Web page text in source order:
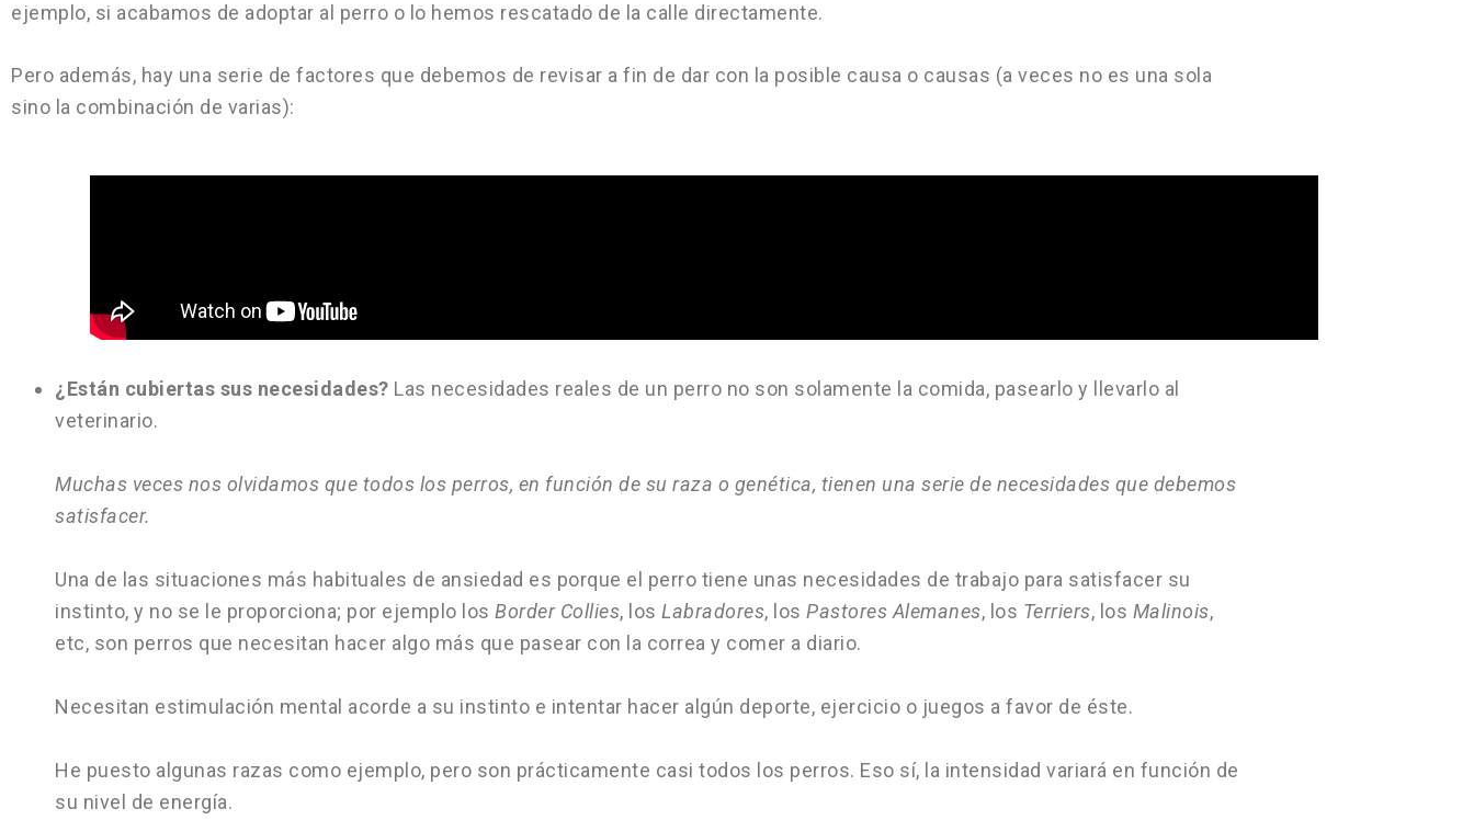
ejemplo, si acabamos de adoptar al perro o lo hemos rescatado de la calle directamente.
Pero además, hay una serie de factores que debemos de revisar a fin de dar con la posible causa o causas (a veces no es una sola
sino la combinación de varias):
¿Están cubiertas sus necesidades? Las necesidades reales de un perro no son solamente la comida, pasearlo y llevarlo al
veterinario.
Muchas veces nos olvidamos que todos los perros, en función de su raza o genética, tienen una serie de necesidades que debemos
satisfacer.
Una de las situaciones más habituales de ansiedad es porque el perro tiene unas necesidades de trabajo para satisfacer su
instinto, y no se le proporciona; por ejemplo los Border Collies, los Labradores, los Pastores Alemanes, los Terriers, los Malinois,
etc, son perros que necesitan hacer algo más que pasear con la correa y comer a diario.
Necesitan estimulación mental acorde a su instinto e intentar hacer algún deporte, ejercicio o juegos a favor de éste.
He puesto algunas razas como ejemplo, pero son prácticamente casi todos los perros. Eso sí, la intensidad variará en función de
su nivel de energía.